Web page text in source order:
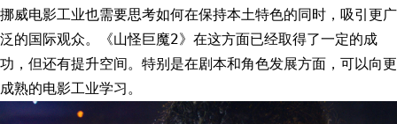
挪威电影工业也需要思考如何在保持本土特色的同时，吸引更广
泛的国际观众。《山怪巨魔2》在这方面已经取得了一定的成
功，但还有提升空间。特别是在剧本和角色发展方面，可以向更
成熟的电影工业学习。